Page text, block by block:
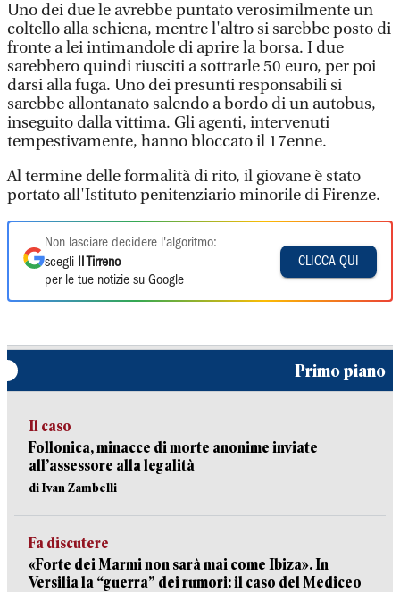
Uno dei due le avrebbe puntato verosimilmente un
coltello alla schiena, mentre l'altro si sarebbe posto di
fronte a lei intimandole di aprire la borsa. I due
sarebbero quindi riusciti a sottrarle 50 euro, per poi
darsi alla fuga. Uno dei presunti responsabili si
sarebbe allontanato salendo a bordo di un autobus,
inseguito dalla vittima. Gli agenti, intervenuti
tempestivamente, hanno bloccato il 17enne.
Al termine delle formalità di rito, il giovane è stato
portato all'Istituto penitenziario minorile di Firenze.
Non lasciare decidere l'algoritmo:
scegli
Il Tirreno
per le tue notizie su Google
CLICCA QUI
Primo piano
Il caso
Follonica, minacce di morte anonime inviate
all’assessore alla legalità
di Ivan Zambelli
Fa discutere
«Forte dei Marmi non sarà mai come Ibiza». In
Versilia la “guerra” dei rumori: il caso del Mediceo